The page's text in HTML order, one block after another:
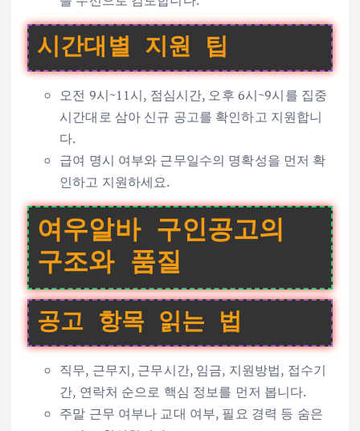
시간대별 지원 팁
오전 9시~11시, 점심시간, 오후 6시~9시를 집중
시간대로 삼아 신규 공고를 확인하고 지원합니
다.
급여 명시 여부와 근무일수의 명확성을 먼저 확
인하고 지원하세요.
여우알바 구인공고의
구조와 품질
공고 항목 읽는 법
직무, 근무지, 근무시간, 임금, 지원방법, 접수기
간, 연락처 순으로 핵심 정보를 먼저 봅니다.
주말 근무 여부나 교대 여부, 필요 경력 등 숨은